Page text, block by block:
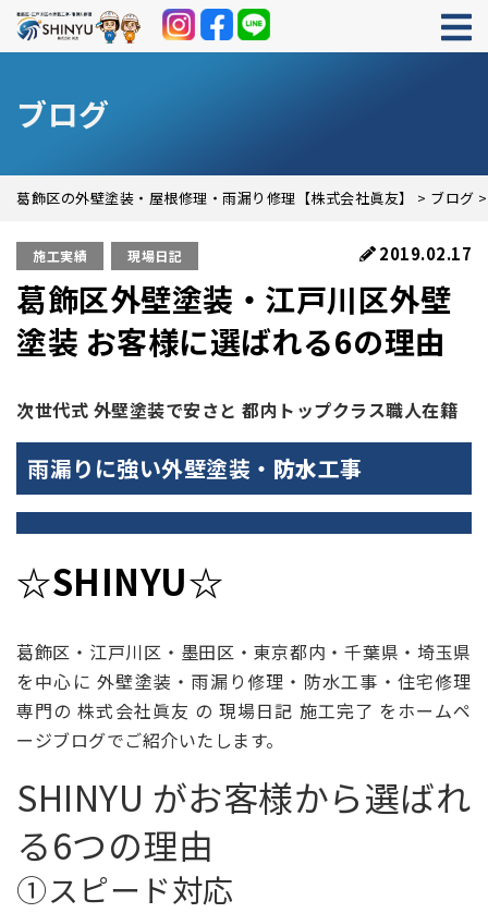
ブログ
葛飾区の外壁塗装・屋根修理・雨漏り修理【株式会社眞友】 > ブログ
施工実績 現場日記 2019.02.17
葛飾区外壁塗装・江戸川区外壁
塗装 お客様に選ばれる6の理由
次世代式 外壁塗装で安さと 都内トップクラス職人在籍
雨漏りに強い外壁塗装・ 防水工事
☆SHINYU☆
葛飾区・江戸川区・墨田区・東京都内・千葉県・埼玉県
を中心に 外壁塗装・雨漏り修理・防水工事・住宅修理
専門の 株式会社眞友 の 現場日記 施工完了 をホームペ
ージブログでご紹介いたします。
SHINYU がお客様から選ばれ
る6つの理由
①スピード対応